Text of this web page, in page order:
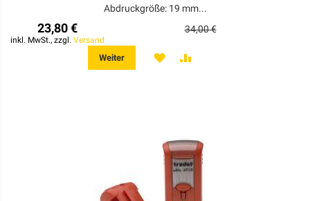
Abdruckgröße: 19 mm...
23,80 €
inkl. MwSt., zzgl. Versand
34,00 €
Weiter MERKEN